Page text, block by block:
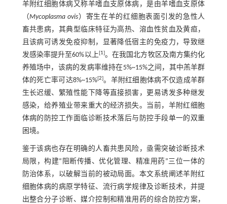
羊附红细胞体病又称羊嗜血支原体病，是由羊嗜血支原体
（Mycoplasma ovis）寄生在羊的红细胞表面引发的急性人
畜共患病，其典型临床特征为高热、溶血性贫血及黄疸，
且该病可诱发免疫抑制，显著降低宿主的免疫力，导致继
发感染率提升至60%以上[1]。在我国北方牧区及南方集约化
养殖场中，该病的发病率维持在5%~15%之间，其中羔羊群
体的死亡率可达8%~15%[2]。羊附红细胞体病不仅造成羊群
生长迟缓、繁殖性能下降等直接损害，更易诱发多种继发
感染，给养殖业带来重大的经济损失。当前，羊附红细胞
体病的防控工作面临诊断技术落后与防控手段单一的双重
困境。
鉴于该病也存在明确的人畜共患风险，亟需突破诊断技术
局限，构建“阻断传播、优化管理、精准用药”三位一体的
防治体系，以破解当前的被动局面。本文系统阐述羊附红
细胞体病的病原学特征、流行病学规律及诊断技术，并提
出整合分子诊断、媒介控制和精准用药的综合防控方案，